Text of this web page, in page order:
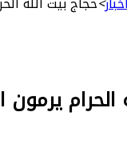
يرمون